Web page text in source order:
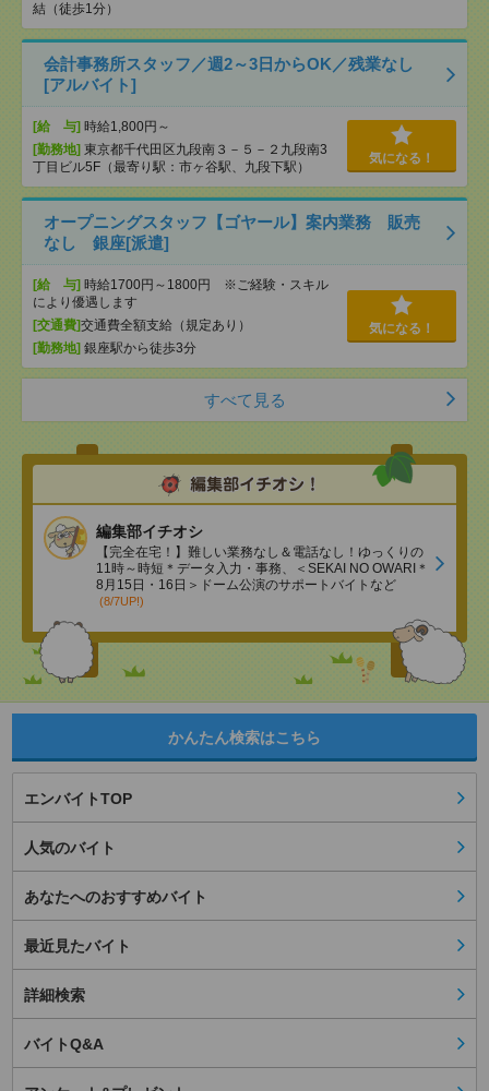
結（徒歩1分）
会計事務所スタッフ／週2～3日からOK／残業なし
[アルバイト]
[給 与] 時給1,800円～
[勤務地] 東京都千代田区九段南３－５－２九段南3
丁目ビル5F（最寄り駅：市ヶ谷駅、九段下駅）
気になる！
オープニングスタッフ【ゴヤール】案内業務 販売
なし 銀座[派遣]
[給 与] 時給1700円～1800円 ※ご経験・スキル
により優遇します
[交通費]交通費全額支給（規定あり）
[勤務地] 銀座駅から徒歩3分
気になる！
すべて見る
編集部イチオシ
【完全在宅！】難しい業務なし＆電話なし！ゆっくりの
11時～時短＊データ入力・事務、＜SEKAI NO OWARI＊
8月15日・16日＞ドーム公演のサポートバイトなど
(8/7UP!)
かんたん検索はこちら
エンバイトTOP
人気のバイト
あなたへのおすすめバイト
最近見たバイト
詳細検索
バイトQ&A